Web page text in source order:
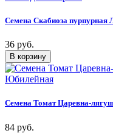
Семена Скабиоза пурпурная
36 руб.
Семена Томат Царевна-
84 руб.